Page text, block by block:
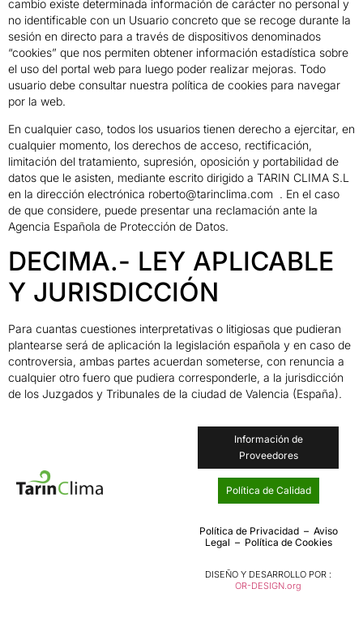
cambio existe determinada información de carácter no personal y
no identificable con un Usuario concreto que se recoge durante la
sesión en directo para a través de dispositivos denominados
“cookies” que nos permiten obtener información estadística sobre
el uso del portal web para luego poder realizar mejoras. Todo
usuario debe consultar nuestra política de cookies para navegar
por la web.
En cualquier caso, todos los usuarios tienen derecho a ejercitar, en
cualquier momento, los derechos de acceso, rectificación,
limitación del tratamiento, supresión, oposición y portabilidad de
datos que le asisten, mediante escrito dirigido a TARIN CLIMA S.L
en la dirección electrónica roberto@tarinclima.com . En el caso
de que considere, puede presentar una reclamación ante la
Agencia Española de Protección de Datos.
DECIMA.- LEY APLICABLE
Y JURISDICCIÓN
Para cuantas cuestiones interpretativas o litigiosas que pudieran
plantearse será de aplicación la legislación española y en caso de
controversia, ambas partes acuerdan someterse, con renuncia a
cualquier otro fuero que pudiera corresponderle, a la jurisdicción
de los Juzgados y Tribunales de la ciudad de Valencia (España).
Información de
Proveedores
Política de Calidad
Política de Privacidad– Aviso
Legal – Política de Cookies
DISEÑO Y DESARROLLO POR :
OR-DESIGN.org